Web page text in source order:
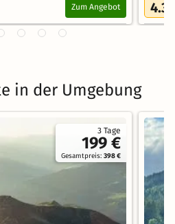
Zum Angebot 4.3
in der Umgebung
3 Tage
199 €
Gesamtpreis:398 €